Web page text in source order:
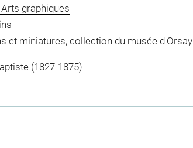
graphiques
et miniatures, collection du musée d'Orsay
(1827-1875)